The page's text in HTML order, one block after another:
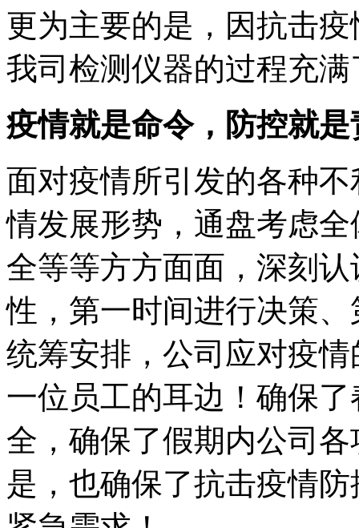
更为主要的是，因抗击
我司检测仪器的过程充
疫情就是命令，防控就是
面对疫情所引发的各种
情发展形势，通盘考虑
全等等方方面面，深刻
性，第一时间进行决策
统筹安排，公司应对疫
一位员工的耳边！确保
全，确保了假期内公司
是，也确保了抗击疫情